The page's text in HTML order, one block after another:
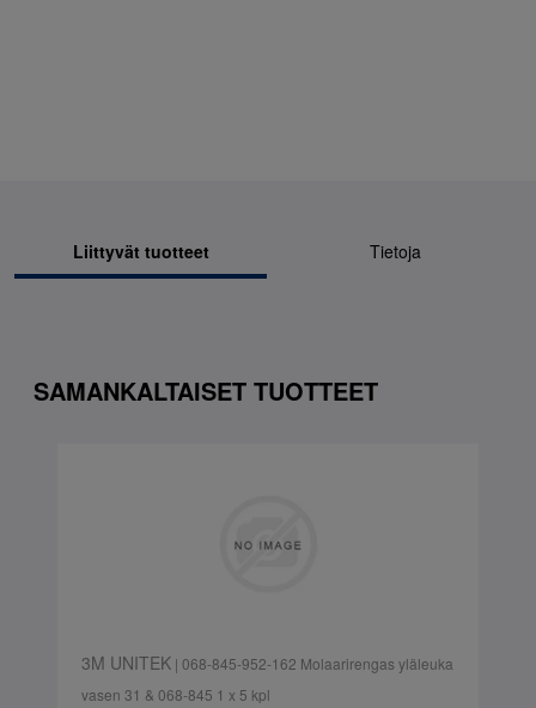
Liittyvät tuotteet Tietoja
SAMANKALTAISET TUOTTEET
3M UNITEK| 068-845-952-162 Molaarirengas yläleuka
vasen 31 & 068-845 1 x 5 kpl